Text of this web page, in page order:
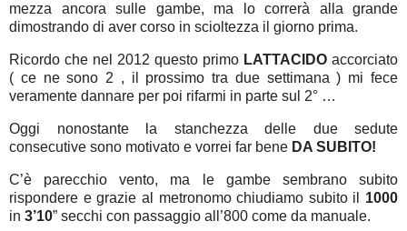
mezza ancora sulle gambe, ma lo correrà alla grande
dimostrando di aver corso in scioltezza il giorno prima.
Ricordo che nel 2012 questo primo LATTACIDO accorciato
( ce ne sono 2 , il prossimo tra due settimana ) mi fece
veramente dannare per poi rifarmi in parte sul 2° …
Oggi nonostante la stanchezza delle due sedute
consecutive sono motivato e vorrei far bene DA SUBITO!
C’è parecchio vento, ma le gambe sembrano subito
rispondere e grazie al metronomo chiudiamo subito il 1000
in 3’10” secchi con passaggio all’800 come da manuale.